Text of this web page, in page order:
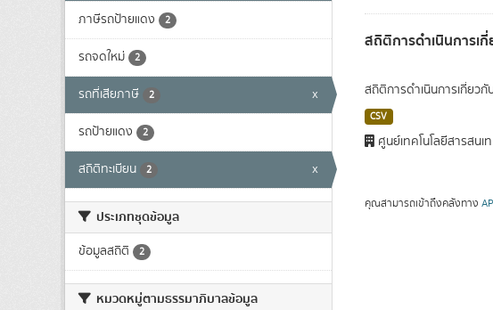
ภาษีรถป้ายแดง 2
รถจดใหม่ 2
รถที่เสียภาษี 2 x
รถป้ายแดง 2
สถิติทะเบียน 2 x
ประเภทชุดข้อมูล
ข้อมูลสถิติ 2
หมวดหมู่ตามธรรมาภิบาลข้อมูล
สถิติการดำเนินการเ
สถิติการดำเนินการเกี่ยว
CSV
ศูนย์เทคโนโลยีสารสนเ
คุณสามารถเข้าถึงคลังทาง